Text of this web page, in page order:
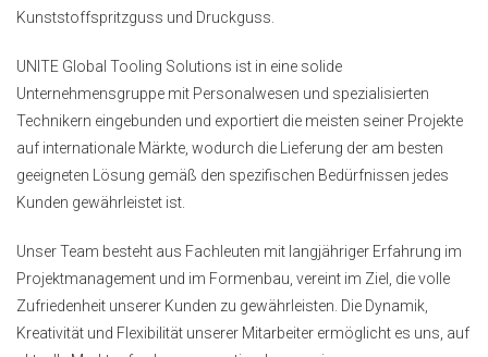
Kunststoffspritzguss und Druckguss.
UNITE Global Tooling Solutions ist in eine solide
Unternehmensgruppe mit Personalwesen und spezialisierten
Technikern eingebunden und exportiert die meisten seiner Projekte
auf internationale Märkte, wodurch die Lieferung der am besten
geeigneten Lösung gemäß den spezifischen Bedürfnissen jedes
Kunden gewährleistet ist.
Unser Team besteht aus Fachleuten mit langjähriger Erfahrung im
Projektmanagement und im Formenbau, vereint im Ziel, die volle
Zufriedenheit unserer Kunden zu gewährleisten. Die Dynamik,
Kreativität und Flexibilität unserer Mitarbeiter ermöglicht es uns, auf